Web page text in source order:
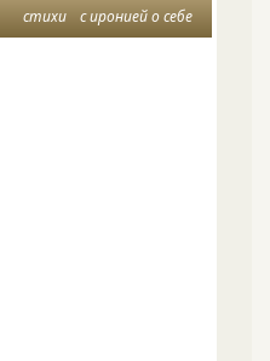
стихи с иронией о себе